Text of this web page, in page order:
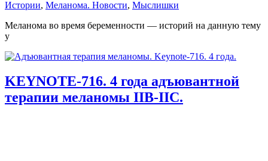
Истории, Меланома. Новости, Мыслишки
Меланома во время беременности — историй на данную тему
у
KEYNOTE-716. 4 года адъювантной
терапии меланомы IIB-IIC.